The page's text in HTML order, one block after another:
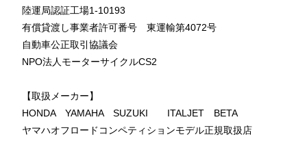
陸運局認証工場1-10193
有償貸渡し事業者許可番号 東運輸第4072号
自動車公正取引協議会
NPO法人モーターサイクルCS2
【取扱メーカー】
HONDA YAMAHA SUZUKI ITALJET BETA
ヤマハオフロードコンペティションモデル正規取扱店